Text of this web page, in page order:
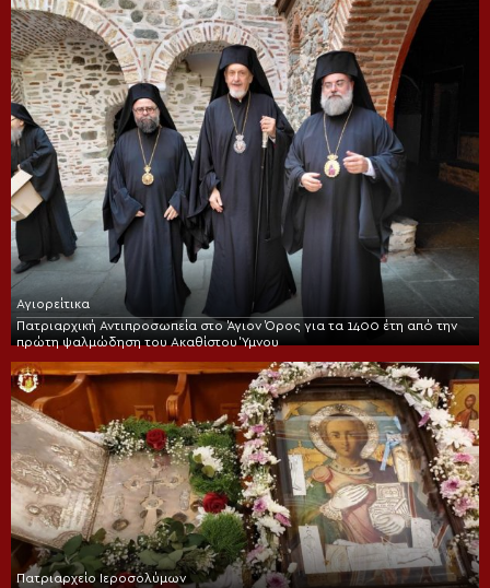
Αγιορείτικα
Πατριαρχική Αντιπροσωπεία στο Άγιον Όρος για τα 1400 έτη από την
πρώτη ψαλμώδηση του Ακαθίστου Ύμνου
Πατριαρχείο Ιεροσολύμων